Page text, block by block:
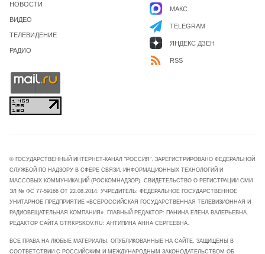
НОВОСТИ
ВИДЕО
ТЕЛЕВИДЕНИЕ
РАДИО
МАКС
TELEGRAM
ЯНДЕКС ДЗЕН
RSS
© ГОСУДАРСТВЕННЫЙ ИНТЕРНЕТ-КАНАЛ "РОССИЯ". ЗАРЕГИСТРИРОВАНО ФЕДЕРАЛЬНОЙ
СЛУЖБОЙ ПО НАДЗОРУ В СФЕРЕ СВЯЗИ, ИНФОРМАЦИОННЫХ ТЕХНОЛОГИЙ И
МАССОВЫХ КОММУНИКАЦИЙ (РОСКОМНАДЗОР). СВИДЕТЕЛЬСТВО О РЕГИСТРАЦИИ СМИ
ЭЛ № ФС 77-59166 ОТ 22.08.2014. УЧРЕДИТЕЛЬ: ФЕДЕРАЛЬНОЕ ГОСУДАРСТВЕННОЕ
УНИТАРНОЕ ПРЕДПРИЯТИЕ «ВСЕРОССИЙСКАЯ ГОСУДАРСТВЕННАЯ ТЕЛЕВИЗИОННАЯ И
РАДИОВЕЩАТЕЛЬНАЯ КОМПАНИЯ». ГЛАВНЫЙ РЕДАКТОР: ПАНИНА ЕЛЕНА ВАЛЕРЬЕВНА.
РЕДАКТОР САЙТА GTRKPSKOV.RU: АНТИПИНА АННА СЕРГЕЕВНА.
ВСЕ ПРАВА НА ЛЮБЫЕ МАТЕРИАЛЫ, ОПУБЛИКОВАННЫЕ НА САЙТЕ, ЗАЩИЩЕНЫ В
СООТВЕТСТВИИ С РОССИЙСКИМ И МЕЖДУНАРОДНЫМ ЗАКОНОДАТЕЛЬСТВОМ ОБ